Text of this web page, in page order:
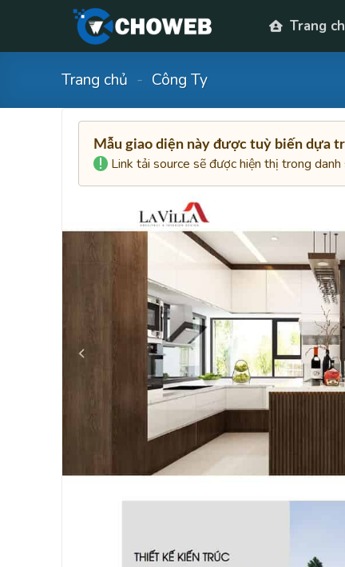
content
Trang
Trang chủ - Công Ty
Mẫu giao diện này được tuỳ biến dựa
Link tải source sẽ được hiện thị trong